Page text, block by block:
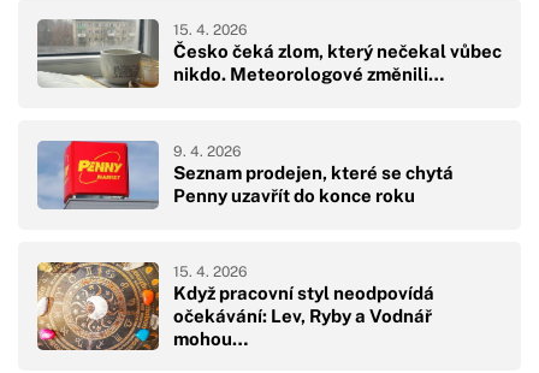
Česko čeká zlom, který nečekal vůbec
nikdo. Meteorologové změnili…
15. 4. 2026
Seznam prodejen, které se chytá
Penny uzavřít do konce roku
9. 4. 2026
Když pracovní styl neodpovídá
očekávání: Lev, Ryby a Vodnář
mohou…
15. 4. 2026